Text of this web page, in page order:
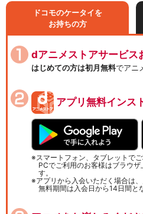
ドコモのケータイを
お持ちの方
dアニメストアサービス
はじめての方は初月無料でアニ
アプリ無料インス
スマートフォン、タブレットで
PCでご利用のお客様はブラウ
す。
アプリから入会いただく場合は
無料期間は入会日から14日間と